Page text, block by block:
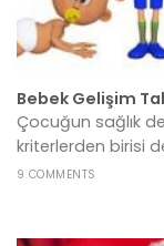
Bebek Gelişim
Çocuğun sağlık
kriterlerden birisi
9 COMMENTS